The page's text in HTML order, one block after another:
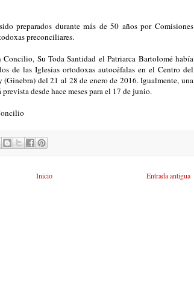
preparados durante más de 50 años por Comisiones
preconciliares.
Su Toda Santidad el Patriarca Bartolomé había
de las Iglesias ortodoxas autocéfalas en el Centro del
(Ginebra) del 21 al 28 de enero de 2016. Igualmente, una
desde hace meses para el 17 de junio.
Entrada antigua
Inicio